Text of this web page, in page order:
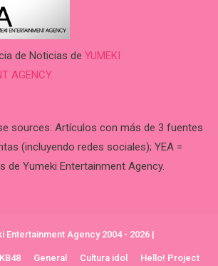
de Noticias de YUMEKI
AGENCY.
sources: Artículos con más de 3 fuentes
(incluyendo redes sociales); YEA =
de Yumeki Entertainment Agency.
Entertainment Agency 2004 - 2026 |
General Cultura idol Hello! Project